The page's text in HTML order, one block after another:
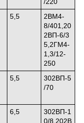
5,5
2ВМ4-
8/401,20
2ВП-6/3
5,2ГМ4-
1,3/12-
250
5,5
302ВП-5
/70
6,5
302ВП-1
0/8,202В